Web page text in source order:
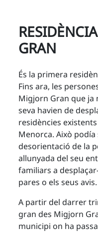
GRAN
És la primera
Fins ara, les
Migjorn Gran que ja
seva havien de
residències
Menorca. Això
desorientació de la
allunyada del seu
familiars a
pares o els seus avis.
A partir del darrer
gran des Migjorn
municipi on ha